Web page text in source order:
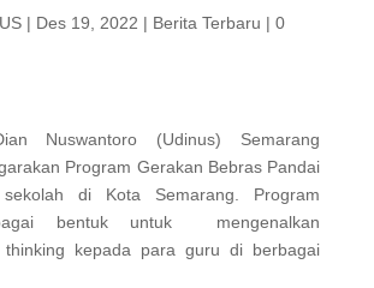
| Des 19, 2022 | Berita Terbaru | 0
Nuswantoro (Udinus) Semarang
Program Gerakan Bebras Pandai
di Kota Semarang. Program
bentuk untuk mengenalkan
thinking kepada para guru di berbagai